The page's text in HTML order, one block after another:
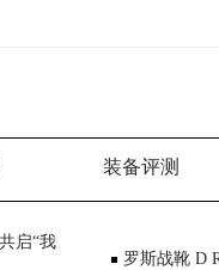
装备评测
罗斯战靴 D